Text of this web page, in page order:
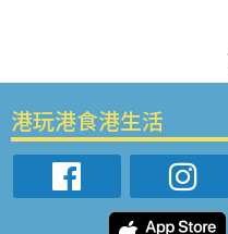
港玩港食港生活